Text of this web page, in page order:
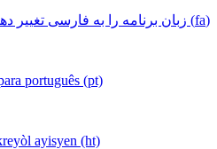
(fa) زبان برنامه را به فارسی تغییر دهید
português (pt)
ayisyen (ht)